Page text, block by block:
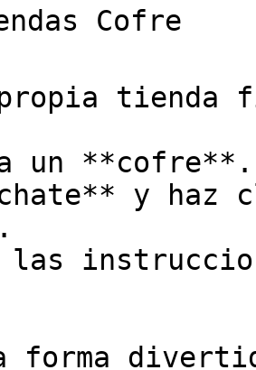
Cofre
tienda
un **cofre**.
y
las
forma